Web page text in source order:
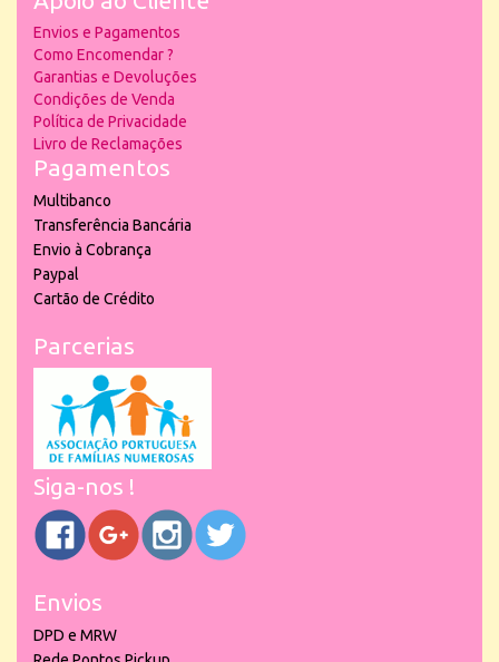
Envios e Pagamentos
Como Encomendar ?
Garantias e Devoluções
Condições de Venda
Política de Privacidade
Livro de Reclamações
Pagamentos
Multibanco
Transferência Bancária
Envio à Cobrança
Paypal
Cartão de Crédito
Parcerias
Siga-nos !
Envios
DPD e MRW